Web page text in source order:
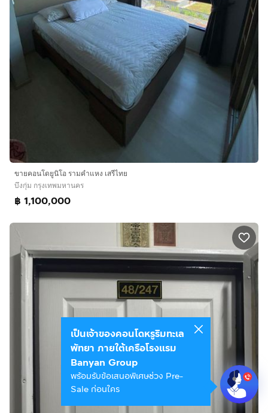
ขายคอนโดยูนิโอ รามคำแหง เสรีไทย
บึงกุ่ม กรุงเทพมหานคร
฿ 1,100,000
เป็นเจ้าของคอนโดหรูริมทะเล
พัทยา ภายใต้เครือโรงแรม
Banyan Group
พร้อมรับข้อเสนอพิเศษช่วง Pre-
Sale ก่อนใคร